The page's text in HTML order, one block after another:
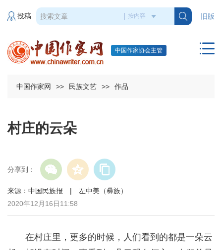
旧版
投稿
中国作家协会主管
中国作家网 >> 民族文艺 >> 作品
村庄的云朵
分享到：
来源：中国民族报 | 左中美（彝族）
2020年12月16日11:58
在村庄里，更多的时候，人们看到的都是一朵云